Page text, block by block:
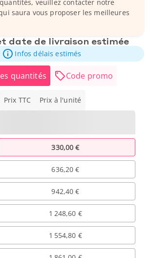
veuillez contacter notre
saura vous proposer les meilleures
date de livraison estimée
Infos délais estimés
quantités Code promo
Prix TTC Prix à l'unité
330,00 €
636,20 €
942,40 €
1 248,60 €
1 554,80 €